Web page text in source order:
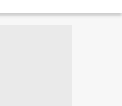
Nhà...